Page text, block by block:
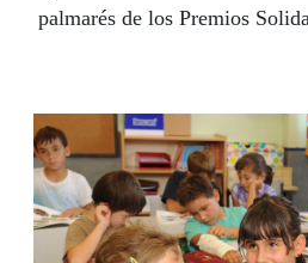
palmarés de los Premios
ONCE, Miguel Carballeda, y
Andalucía, Juanma Moreno,
24 de septiembre en la Gala,
Góngora de Córdoba, y
su actitud solidaria y